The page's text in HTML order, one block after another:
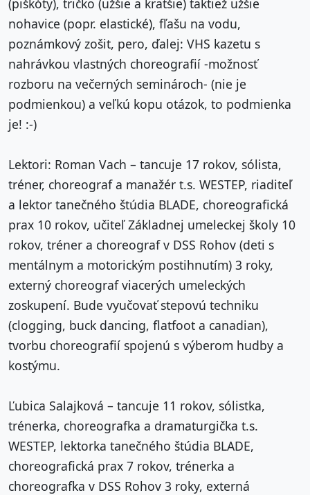
(piškóty), tričko (užšie a kratšie) taktiež užšie
nohavice (popr. elastické), fľašu na vodu,
poznámkový zošit, pero, ďalej: VHS kazetu s
nahrávkou vlastných choreografií -možnosť
rozboru na večerných seminároch- (nie je
podmienkou) a veľkú kopu otázok, to podmienka
je! :-)
Lektori: Roman Vach – tancuje 17 rokov, sólista,
tréner, choreograf a manažér t.s. WESTEP, riaditeľ
a lektor tanečného štúdia BLADE, choreografická
prax 10 rokov, učiteľ Základnej umeleckej školy 10
rokov, tréner a choreograf v DSS Rohov (deti s
mentálnym a motorickým postihnutím) 3 roky,
externý choreograf viacerých umeleckých
zoskupení. Bude vyučovať stepovú techniku
(clogging, buck dancing, flatfoot a canadian),
tvorbu choreografií spojenú s výberom hudby a
kostýmu.
Ľubica Salajková – tancuje 11 rokov, sólistka,
trénerka, choreografka a dramaturgička t.s.
WESTEP, lektorka tanečného štúdia BLADE,
choreografická prax 7 rokov, trénerka a
choreografka v DSS Rohov 3 roky, externá